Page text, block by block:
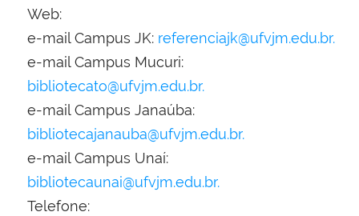
Web:
e-mail Campus JK: referenciajk@ufvjm.edu.br.
e-mail Campus Mucuri:
bibliotecato@ufvjm.edu.br.
e-mail Campus Janaúba:
bibliotecajanauba@ufvjm.edu.br.
e-mail Campus Unaí:
bibliotecaunai@ufvjm.edu.br.
Telefone: